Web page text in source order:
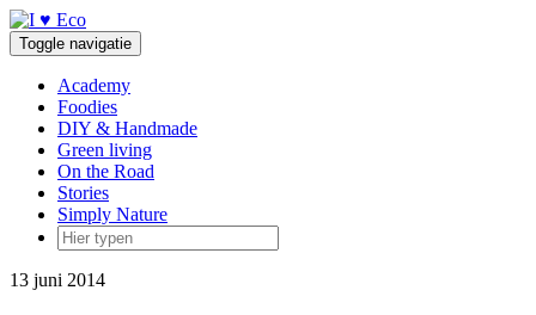
Doorgaan
naar
inhoud
Toggle navigatie
Academy
Foodies
DIY & Handmade
Green living
On the Road
Stories
Simply Nature
13 juni 2014